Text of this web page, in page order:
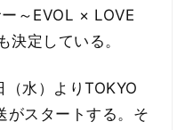
～EVOL × LOVE
決定している。
水）よりTOKYO
がスタートする。そ